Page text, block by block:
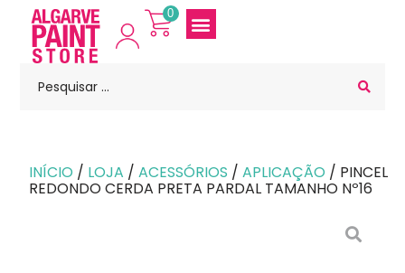
0
INÍCIO / LOJA /ACESSÓRIOS /APLICAÇÃO / PINCEL
REDONDO CERDA PRETA PARDAL TAMANHO Nº16